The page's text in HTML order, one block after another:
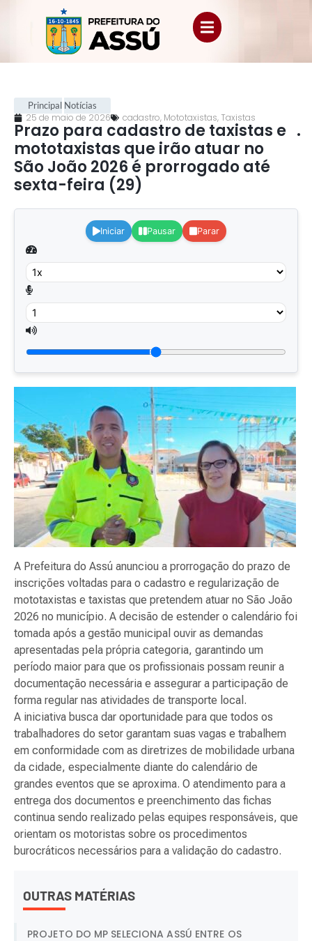
Principal Notícias
25 de maio de 2026 cadastro, Mototaxistas, Taxistas
Prazo para cadastro de taxistas e
mototaxistas que irão atuar no
São João 2026 é prorrogado até
sexta-feira (29)
.
Iniciar Pausar Parar
A Prefeitura do Assú anunciou a prorrogação do prazo de
inscrições voltadas para o cadastro e regularização de
mototaxistas e taxistas que pretendem atuar no São João
2026 no município. A decisão de estender o calendário foi
tomada após a gestão municipal ouvir as demandas
apresentadas pela própria categoria, garantindo um
período maior para que os profissionais possam reunir a
documentação necessária e assegurar a participação de
forma regular nas atividades de transporte local.
A iniciativa busca dar oportunidade para que todos os
trabalhadores do setor garantam suas vagas e trabalhem
em conformidade com as diretrizes de mobilidade urbana
da cidade, especialmente diante do calendário de
grandes eventos que se aproxima. O atendimento para a
entrega dos documentos e preenchimento das fichas
continua sendo realizado pelas equipes responsáveis, que
orientam os motoristas sobre os procedimentos
burocráticos necessários para a validação do cadastro.
OUTRAS MATÉRIAS
PROJETO DO MP SELECIONA ASSÚ ENTRE OS